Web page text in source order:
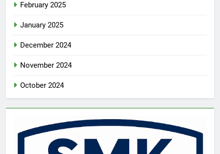
February 2025
January 2025
December 2024
November 2024
October 2024